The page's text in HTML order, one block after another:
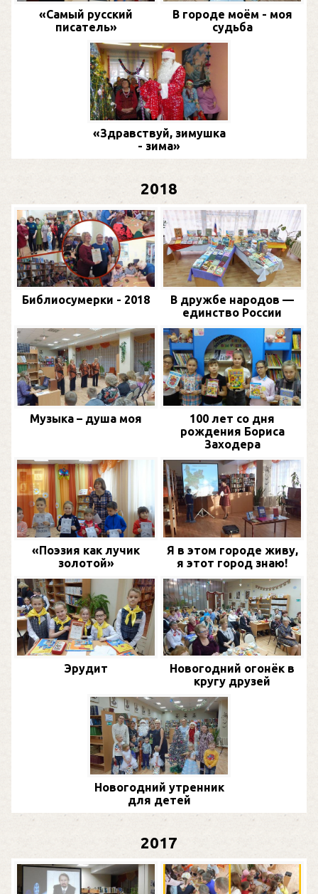
«Самый русский
писатель»
В городе моём - моя
судьба
«Здравствуй, зимушка
- зима»
2018
Библиосумерки - 2018
В дружбе народов —
единство России
Музыка – душа моя
100 лет со дня
рождения Бориса
Заходера
«Поэзия как лучик
золотой»
Я в этом городе живу,
я этот город знаю!
Эрудит
Новогодний огонёк в
кругу друзей
Новогодний утренник
для детей
2017